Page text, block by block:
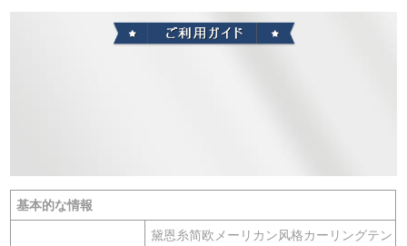
基本的な情報
黛恩糸简欧メーリカン风格カーリングテン